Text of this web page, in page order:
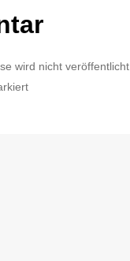
wird nicht veröffentlicht.